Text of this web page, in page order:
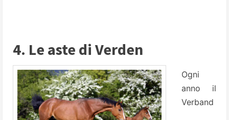
4. Le aste di Verden
Ogni
anno il
Verband